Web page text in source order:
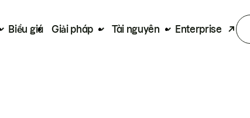
Biểu giá Giải pháp Tài nguyên Enterprise